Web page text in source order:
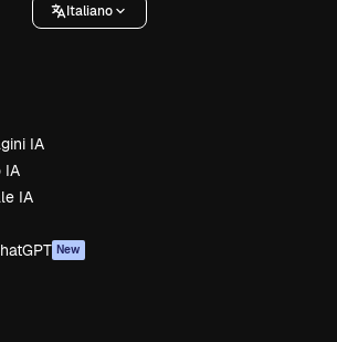
Italiano
IA
IA
IA
New